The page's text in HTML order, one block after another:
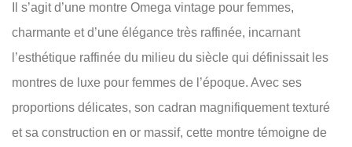
Il s’agit d’une montre Omega vintage pour femmes,
charmante et d’une élégance très raffinée, incarnant
l’esthétique raffinée du milieu du siècle qui définissait les
montres de luxe pour femmes de l’époque. Avec ses
proportions délicates, son cadran magnifiquement texturé
et sa construction en or massif, cette montre témoigne de